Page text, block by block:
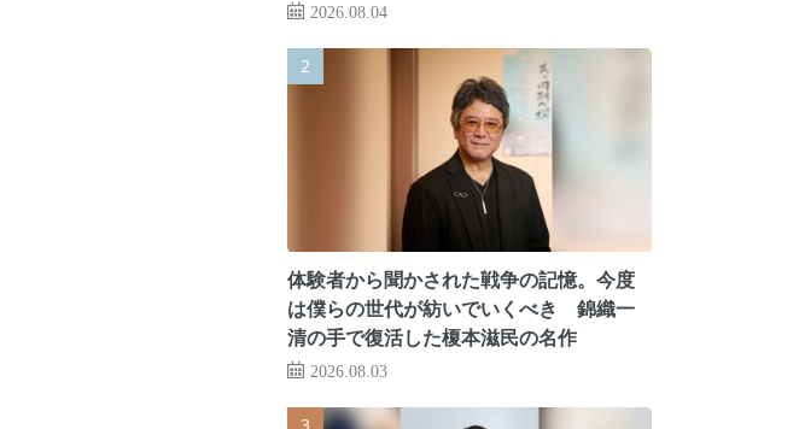
2026.08.04
体験者から聞かされた戦争の記憶。今度
は僕らの世代が紡いでいくべき 錦織一
清の手で復活した榎本滋民の名作
2026.08.03